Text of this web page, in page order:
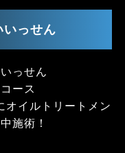
いっせん
っせん
ース
オイルトリートメン
施術！